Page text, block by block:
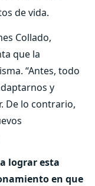
de vida.
Collado,
que la
“Antes, todo
y
De lo contrario,
lograr esta
en que